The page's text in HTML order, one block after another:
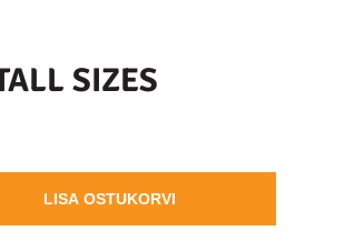
SIZES
LISA OSTUKORVI